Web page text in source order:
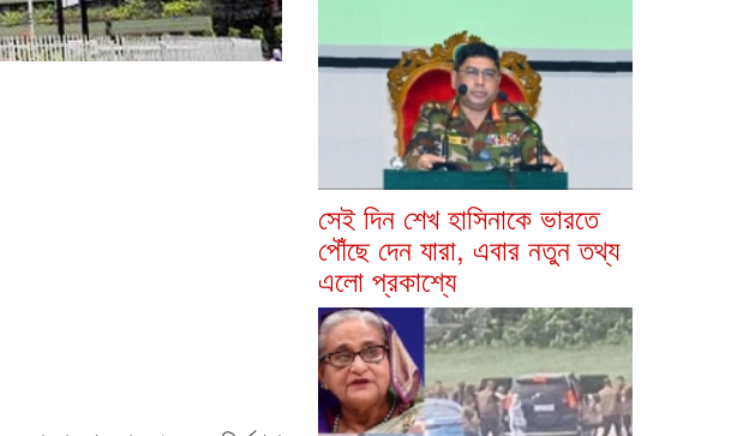
সেই দিন শেখ হাসিনাকে ভারতে
পৌঁছে দেন যারা, এবার নতুন তথ্য
এলো প্রকাশ্যে